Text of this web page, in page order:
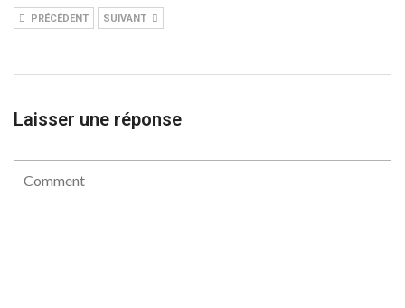
PRÉCÉDENT SUIVANT
Laisser une réponse